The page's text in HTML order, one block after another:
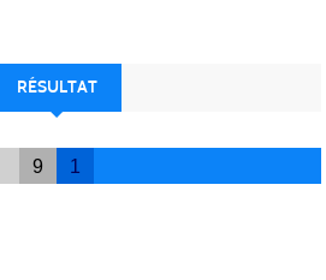
RÉSULTAT
9 1